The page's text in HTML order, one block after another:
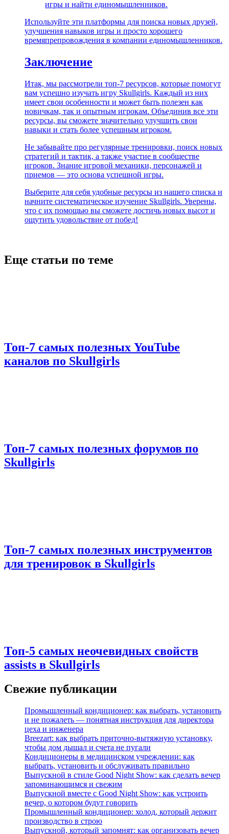
игры и найти единомышленников.
Используйте эти платформы для поиска новых друзей,
улучшения навыков игры и просто хорошего
времяпрепровождения в компании единомышленников.
Заключение
Итак, мы рассмотрели топ-7 ресурсов, которые помогут
вам успешно изучать игру Skullgirls. Каждый из них
имеет свои особенности и может быть полезен как
новичкам, так и опытным игрокам. Объединив все эти
ресурсы, вы сможете значительно улучшить свои
навыки и стать более успешным игроком.
Не забывайте про регулярные тренировки, поиск новых
стратегий и тактик, а также участие в сообществе
игроков. Знание игровой механики, персонажей и
приемов — это основа успешной игры.
Выберите для себя удобные ресурсы из нашего списка и
начните систематическое изучение Skullgirls. Уверены,
что с их помощью вы сможете достичь новых высот и
ощутить удовольствие от побед!
Еще статьи по теме
Топ-7 самых полезных YouTube
каналов по Skullgirls
Топ-7 самых полезных форумов по
Skullgirls
Топ-7 самых полезных инструментов
для тренировок в Skullgirls
Топ-5 самых неочевидных свойств
assists в Skullgirls
Свежие публикации
Промышленный кондиционер: как выбрать, установить
и не пожалеть — понятная инструкция для директора
цеха и инженера
Breezart: как выбрать приточно-вытяжную установку,
чтобы дом дышал и счета не пугали
Кондиционеры в медицинском учреждении: как
выбрать, установить и обслуживать правильно
Выпускной в стиле Good Night Show: как сделать вечер
запоминающимся и свежим
Выпускной вместе с Good Night Show: как устроить
вечер, о котором будут говорить
Промышленный кондиционер: холод, который держит
производство в строю
Выпускной, который запомнят: как организовать вечер